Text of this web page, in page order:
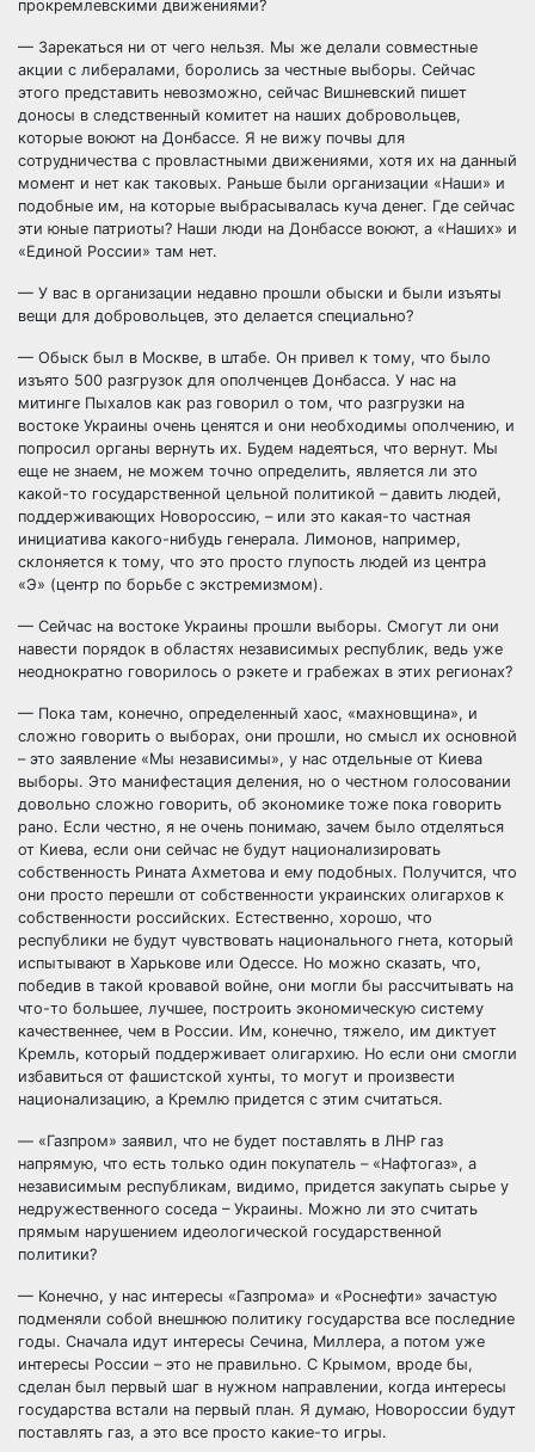
прокремлевскими движениями?
— Зарекаться ни от чего нельзя. Мы же делали совместные
акции с либералами, боролись за честные выборы. Сейчас
этого представить невозможно, сейчас Вишневский пишет
доносы в следственный комитет на наших добровольцев,
которые воюют на Донбассе. Я не вижу почвы для
сотрудничества с провластными движениями, хотя их на данный
момент и нет как таковых. Раньше были организации «Наши» и
подобные им, на которые выбрасывалась куча денег. Где сейчас
эти юные патриоты? Наши люди на Донбассе воюют, а «Наших» и
«Единой России» там нет.
— У вас в организации недавно прошли обыски и были изъяты
вещи для добровольцев, это делается специально?
— Обыск был в Москве, в штабе. Он привел к тому, что было
изъято 500 разгрузок для ополченцев Донбасса. У нас на
митинге Пыхалов как раз говорил о том, что разгрузки на
востоке Украины очень ценятся и они необходимы ополчению, и
попросил органы вернуть их. Будем надеяться, что вернут. Мы
еще не знаем, не можем точно определить, является ли это
какой-то государственной цельной политикой – давить людей,
поддерживающих Новороссию, – или это какая-то частная
инициатива какого-нибудь генерала. Лимонов, например,
склоняется к тому, что это просто глупость людей из центра
«Э» (центр по борьбе с экстремизмом).
— Сейчас на востоке Украины прошли выборы. Смогут ли они
навести порядок в областях независимых республик, ведь уже
неоднократно говорилось о рэкете и грабежах в этих регионах?
— Пока там, конечно, определенный хаос, «махновщина», и
сложно говорить о выборах, они прошли, но смысл их основной
– это заявление «Мы независимы», у нас отдельные от Киева
выборы. Это манифестация деления, но о честном голосовании
довольно сложно говорить, об экономике тоже пока говорить
рано. Если честно, я не очень понимаю, зачем было отделяться
от Киева, если они сейчас не будут национализировать
собственность Рината Ахметова и ему подобных. Получится, что
они просто перешли от собственности украинских олигархов к
собственности российских. Естественно, хорошо, что
республики не будут чувствовать национального гнета, который
испытывают в Харькове или Одессе. Но можно сказать, что,
победив в такой кровавой войне, они могли бы рассчитывать на
что-то большее, лучшее, построить экономическую систему
качественнее, чем в России. Им, конечно, тяжело, им диктует
Кремль, который поддерживает олигархию. Но если они смогли
избавиться от фашистской хунты, то могут и произвести
национализацию, а Кремлю придется с этим считаться.
— «Газпром» заявил, что не будет поставлять в ЛНР газ
напрямую, что есть только один покупатель – «Нафтогаз», а
независимым республикам, видимо, придется закупать сырье у
недружественного соседа – Украины. Можно ли это считать
прямым нарушением идеологической государственной
политики?
— Конечно, у нас интересы «Газпрома» и «Роснефти» зачастую
подменяли собой внешнюю политику государства все последние
годы. Сначала идут интересы Сечина, Миллера, а потом уже
интересы России – это не правильно. С Крымом, вроде бы,
сделан был первый шаг в нужном направлении, когда интересы
государства встали на первый план. Я думаю, Новороссии будут
поставлять газ, а это все просто какие-то игры.